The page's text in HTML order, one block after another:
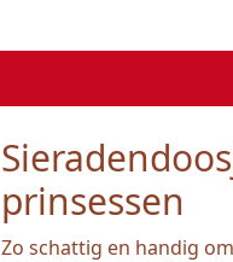
prinsessen
Zo schattig en handig